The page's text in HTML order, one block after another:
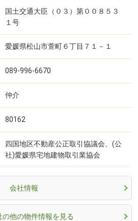
国土交通大臣（０３）第００８５３
１号
愛媛県松山市萱町６丁目７１－１
089-996-6670
仲介
80162
四国地区不動産公正取引協議会、(公
社)愛媛県宅地建物取引業協会
会社情報
の他の物件情報を見る